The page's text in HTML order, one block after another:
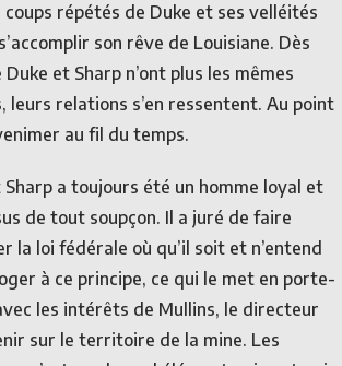
coups répétés de Duke et ses velléités
son rêve de Louisiane. Dès
Duke et Sharp n’ont plus les mêmes
leurs relations s’en ressentent. Au point
au fil du temps.
Sharp a toujours été un homme loyal et
de tout soupçon. Il a juré de faire
la loi fédérale où qu’il soit et n’entend
à ce principe, ce qui le met en porte-
les intérêts de Mullins, le directeur
sur le territoire de la mine. Les